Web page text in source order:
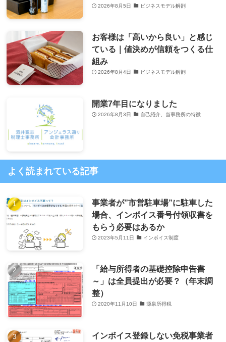
2026年8月5日 ビジネスモデル解剖
お客様は「高いから良い」と感じ
ている｜値決めが信頼をつくる仕
組み
2026年8月4日 ビジネスモデル解剖
開業7年目になりました
2026年8月3日 自己紹介、当事務所の特徴
よく読まれている記事
事業者が”市営駐車場”に駐車した
場合、インボイス番号付領収書を
もらう必要はあるか
2023年5月11日 インボイス制度
「給与所得者の基礎控除申告書
～」は全員提出が必要？（年末調
整）
2020年11月10日 源泉所得税
インボイス登録しない免税事業者